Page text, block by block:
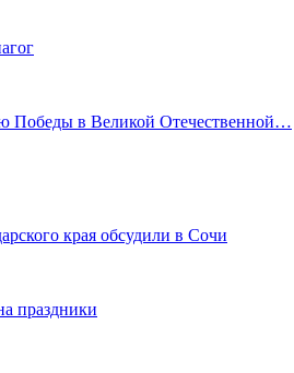
Победы в Великой Отечественной…
края обсудили в Сочи
праздники